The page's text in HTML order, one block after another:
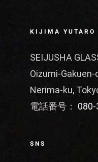
KIJIMA YUTARO
SEIJUSHA
Oizumi-
Nerima-ku,
電話番号：
SNS